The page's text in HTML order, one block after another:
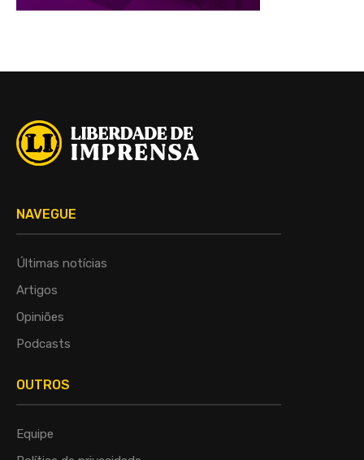
NAVEGUE
Últimas notícias
Artigos
Opiniões
Podcasts
OUTROS
Equipe